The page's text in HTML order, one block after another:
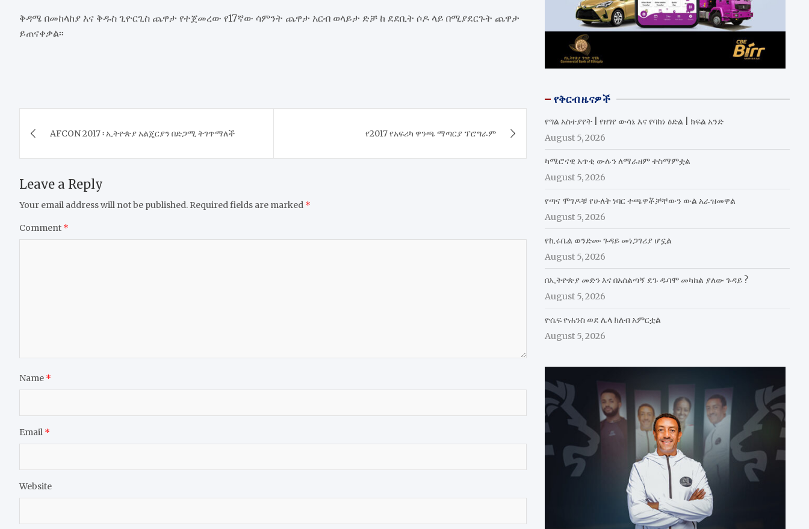
ቅዳሜ በመከላከያ እና ቅዱስ ጊዮርጊስ ጨዋታ የተጀመረው የ17ኛው ሳምንት ጨዋታ አርብ ወላይታ ድቻ ከ ደደቢት ሶዶ ላይ በሚያደርጉት ጨዋታ
ይጠናቀቃል፡፡
navigation
AFCON 2017 ፡ ኢትዮጵያ አልጄርያን በድጋሚ ትገጥማለች የ2017 የአፍሪካ ዋንጫ ማጣርያ ፕሮግራም
Leave a Reply
Your email address will not be published. Required fields are marked *
Comment *
Name *
Email *
Website
የቅርብ ዜናዎች
የግል አስተያየት | የዘገየ ውሳኔ እና የባከነ ዕድል | ክፍል አንድ
August 5, 2026
ካሜሮናዊ አጥቂ ውሉን ለማራዘም ተስማምቷል
August 5, 2026
የጣና ሞገዶቹ የሁለት ነባር ተጫዋቾቻቸውን ውል አራዝመዋል
August 5, 2026
የኪሩቤል ወንድሙ ጉዳይ መነጋገሪያ ሆኗል
August 5, 2026
በኢትዮጵያ መድን እና በአሰልጣኝ ደጉ ዱባሞ መካከል ያለው ጉዳይ ?
August 5, 2026
ዮሴፍ ዮሐንስ ወደ ሌላ ክለብ አምርቷል
August 5, 2026